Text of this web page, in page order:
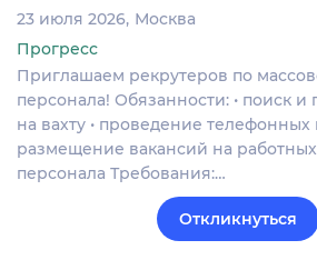
23 июля 2026 Москва
Прогресс
Приглашаем рекрутеров по
персонала! Обязанности: • поиск и
на вахту • проведение телефонных
размещение вакансий на работных
персонала Требования:…
Откликнуться